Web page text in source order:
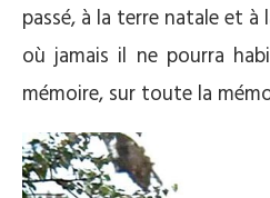
passé, à la terre natale et
où jamais il ne pourra
mémoire, sur toute la